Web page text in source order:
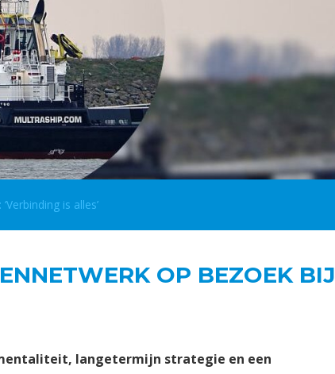
is alles’
OP BEZOEK BIJ
langetermijn strategie en een